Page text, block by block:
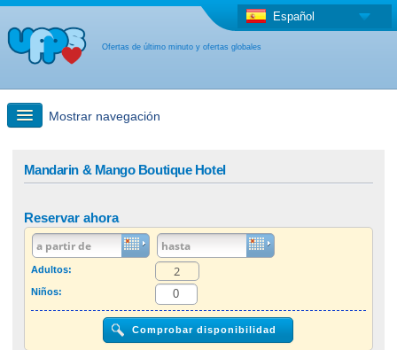
Ofertas de último minuto y ofertas globales
Español
Mostrar navegación
Oferta de última hora + Oferta global
otro país
Mandarin & Mango Boutique Hotel
Reservar ahora
Adultos:
Niños: